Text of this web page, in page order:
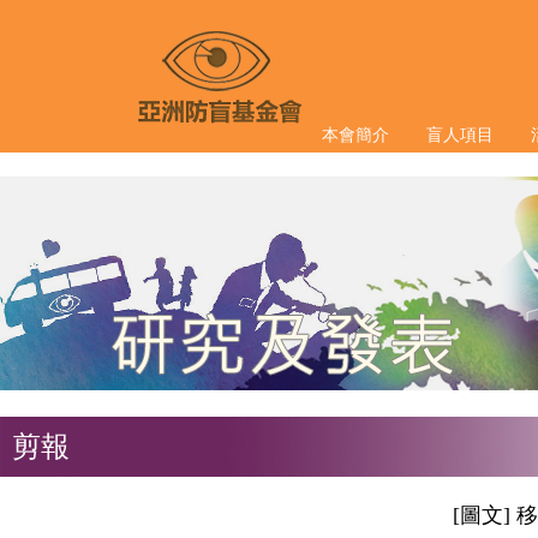
本會簡介 盲人項目
剪報
[圖文]